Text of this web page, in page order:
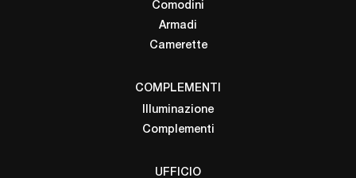
Comodini
Armadi
Camerette
COMPLEMENTI
Illuminazione
Complementi
UFFICIO